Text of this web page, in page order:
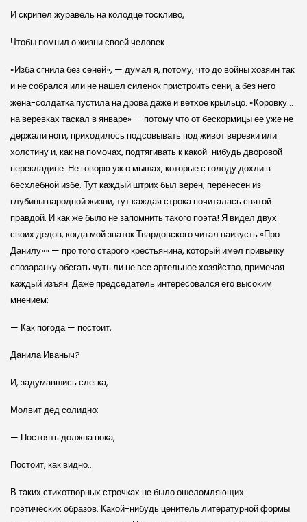
И скрипел журавель на колодце тоскливо,
Чтобы помнил о жизни своей человек.
«Изба сгнила без сеней», — думал я, потому, что до войны хозяин так
и не собрался или не нашел силенок пристроить сени, а без него
жена-солдатка пустила на дрова даже и ветхое крыльцо. «Коровку…
на веревках таскал в январе» — потому что от бескормицы ее уже не
держали ноги, приходилось подсовывать под живот веревки или
холстину и, как на помочах, подтягивать к какой-нибудь дворовой
перекладине. Не говорю уж о мышах, которые с голоду дохли в
бесхлебной избе. Тут каждый штрих был верен, перенесен из
глубины народной жизни, тут каждая строка почиталась святой
правдой. И как же было не запомнить такого поэта! Я видел двух
своих дедов, когда мой знаток Твардовского читал наизусть «Про
Данилу»» — про того старого крестьянина, который имел привычку
спозаранку обегать чуть ли не все артельное хозяйство, примечая
каждый изъян. Даже председатель интересовался его высоким
мнением:
— Как погода — постоит,
Данила Иваныч?
И, задумавшись слегка,
Молвит дед солидно:
— Постоять должна пока,
Постоит, как видно…
В таких стихотворных строчках не было ошеломляющих
поэтических образов. Какой-нибудь ценитель литературной формы